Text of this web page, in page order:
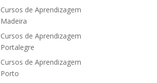
Cursos de Aprendizagem
Madeira
Cursos de Aprendizagem
Portalegre
Cursos de Aprendizagem
Porto